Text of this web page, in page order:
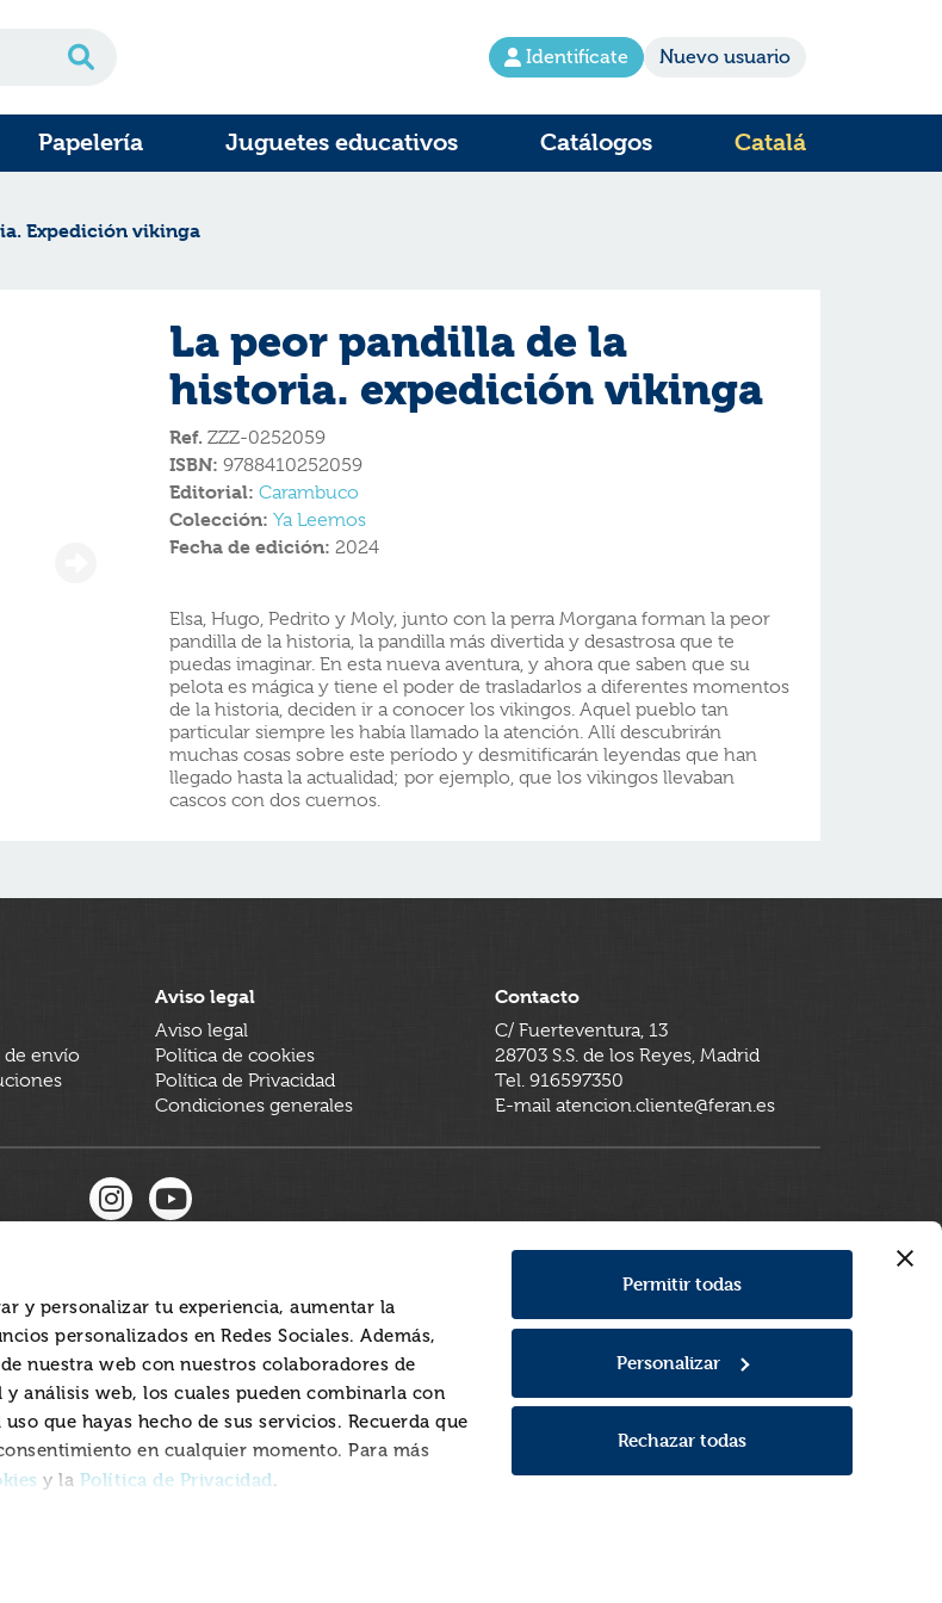
y personalizar tu experiencia, aumentar la
personalizados en Redes Sociales. Además,
nuestra web con nuestros colaboradores de
y análisis web, los cuales pueden combinarla con
que hayas hecho de sus servicios. Recuerda que
en cualquier momento. Para más
y la Política de Privacidad.
Permitir todas
Personalizar
Rechazar todas
Identifícate Nuevo usuario
Papelería Juguetes educativos Catálogos Catalá
Expedición vikinga
La peor pandilla de la
historia. expedición vikinga
Ref. ZZZ-0252059
ISBN: 9788410252059
Editorial: Carambuco
Colección: Ya Leemos
Fecha de edición: 2024
Elsa, Hugo, Pedrito y Moly, junto con la perra Morgana forman la peor
pandilla de la historia, la pandilla más divertida y desastrosa que te
puedas imaginar. En esta nueva aventura, y ahora que saben que su
pelota es mágica y tiene el poder de trasladarlos a diferentes momentos
de la historia, deciden ir a conocer los vikingos. Aquel pueblo tan
particular siempre les había llamado la atención. Allí descubrirán
muchas cosas sobre este período y desmitificarán leyendas que han
llegado hasta la actualidad; por ejemplo, que los vikingos llevaban
cascos con dos cuernos.
de envío
Aviso legal
Aviso legal
Política de cookies
Política de Privacidad
Condiciones generales
Contacto
C/ Fuerteventura, 13
28703 S.S. de los Reyes, Madrid
Tel. 916597350
E-mail atencion.cliente@feran.es